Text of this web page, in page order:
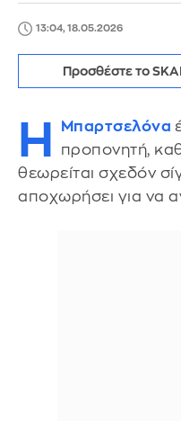
13:04, 18.05.2026
Προσθέστε το
Η Μπαρτσελόνα
προπονητή,
θεωρείται σχεδόν
αποχωρήσει για να